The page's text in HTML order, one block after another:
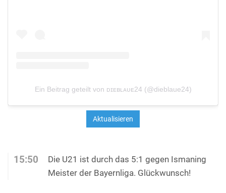
Ein Beitrag geteilt von ᴅɪᴇʙʟᴀᴜᴇ24 (@dieblaue24)
15:50
Die U21 ist durch das 5:1 gegen Ismaning
Meister der Bayernliga. Glückwunsch!